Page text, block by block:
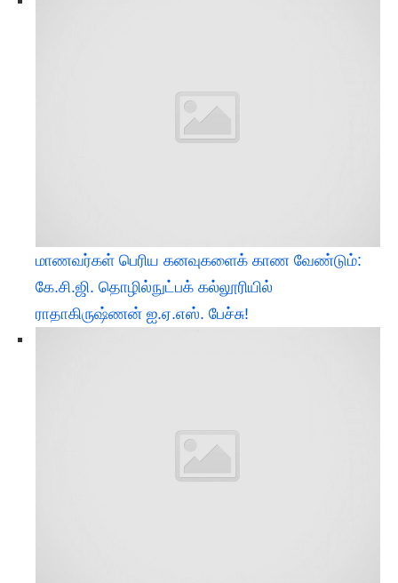
மாணவர்கள் பெரிய கனவுகளைக் காண வேண்டும்:
கே.சி.ஜி. தொழில்நுட்பக் கல்லூரியில்
ராதாகிருஷ்ணன் ஐ.ஏ.எஸ். பேச்சு!